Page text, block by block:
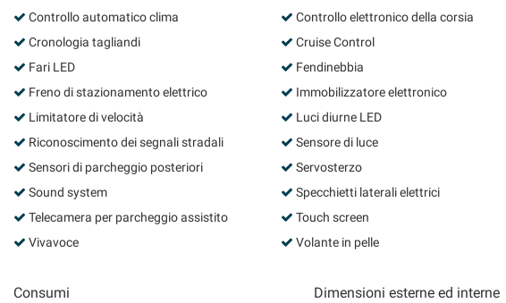
Controllo automatico clima
Cronologia tagliandi
Fari LED
Freno di stazionamento elettrico
Limitatore di velocità
Riconoscimento dei segnali stradali
Sensori di parcheggio posteriori
Sound system
Telecamera per parcheggio assistito
Vivavoce
Controllo elettronico della corsia
Cruise Control
Fendinebbia
Immobilizzatore elettronico
Luci diurne LED
Sensore di luce
Servosterzo
Specchietti laterali elettrici
Touch screen
Volante in pelle
Consumi Dimensioni esterne ed interne
policy.
Puoi
modificare
scelte
in
momento.